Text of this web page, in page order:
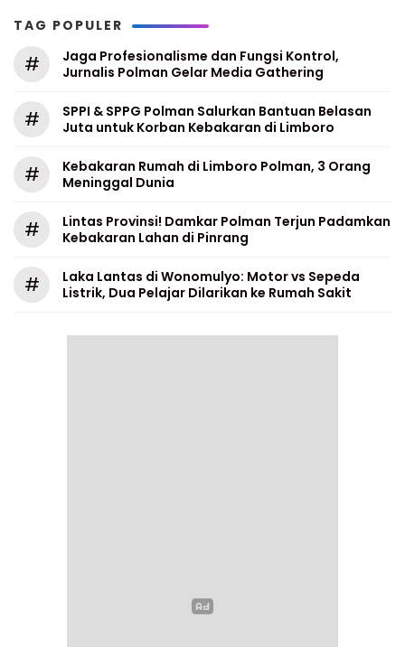
TAG POPULER
#
Jaga Profesionalisme dan Fungsi Kontrol,
Jurnalis Polman Gelar Media Gathering
#
SPPI & SPPG Polman Salurkan Bantuan Belasan
Juta untuk Korban Kebakaran di Limboro
#
Kebakaran Rumah di Limboro Polman, 3 Orang
Meninggal Dunia
#
Lintas Provinsi! Damkar Polman Terjun Padamkan
Kebakaran Lahan di Pinrang
#
Laka Lantas di Wonomulyo: Motor vs Sepeda
Listrik, Dua Pelajar Dilarikan ke Rumah Sakit